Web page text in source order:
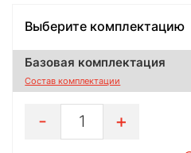
Выберите комплектацию
Базовая комплектация
Состав комплектации
1